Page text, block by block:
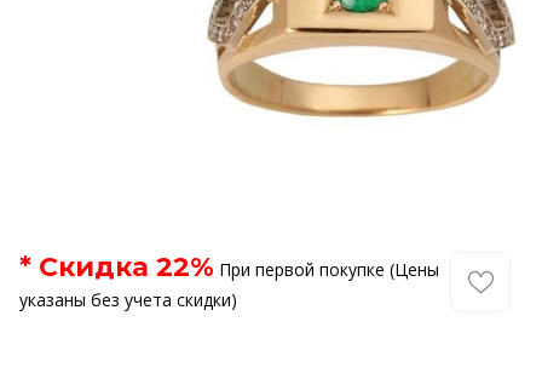
* Скидка 22% При первой покупке (Цены
указаны без учета скидки)